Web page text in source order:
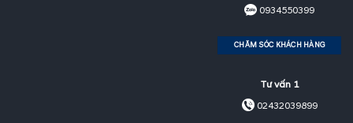
0934550399
CHĂM SÓC KHÁCH HÀNG
Tư vấn 1
02432039899